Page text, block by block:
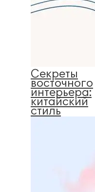
Секреты
восточного
интерьера:
китайский
стиль